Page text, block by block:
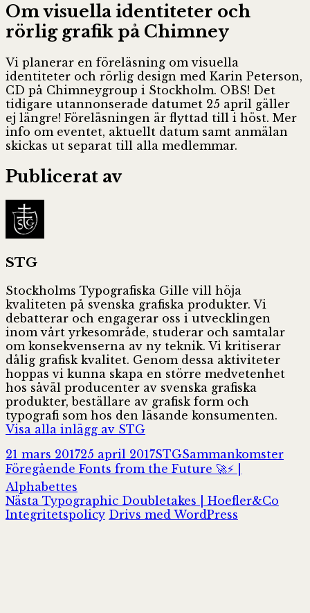
Om visuella identiteter och
rörlig grafik på Chimney
Vi planerar en föreläsning om visuella
identiteter och rörlig design med Karin Peterson,
CD på Chimneygroup i Stockholm. OBS! Det
tidigare utannonserade datumet 25 april gäller
ej längre! Föreläsningen är flyttad till i höst. Mer
info om eventet, aktuellt datum samt anmälan
skickas ut separat till alla medlemmar.
Publicerat av
STG
Stockholms Typografiska Gille vill höja
kvaliteten på svenska grafiska produkter. Vi
debatterar och engagerar oss i utvecklingen
inom vårt yrkesområde, studerar och samtalar
om konsekvenserna av ny teknik. Vi kritiserar
dålig grafisk kvalitet. Genom dessa aktiviteter
hoppas vi kunna skapa en större medvetenhet
hos såväl producenter av svenska grafiska
produkter, beställare av grafisk form och
typografi som hos den läsande konsumenten.
Visa alla inlägg av STG
Postat
21 mars 201725 april 2017Författare
STGKategorier
Sammankomster
Inläggsnavigering
Föregående Föregående
Fonts from the Future 🚀⚡️ |
Alphabettes
Nästa Nästa
inlägg:
Typographic Doubletakes | Hoefler&Co
Integritetspolicy Drivs med WordPress